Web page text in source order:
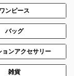
ワンピース
バッグ
ョンアクセサリー
雑貨